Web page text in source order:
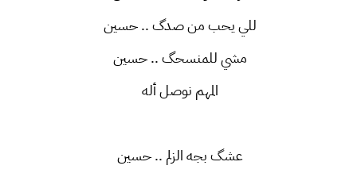
للي يحب من صدگ .. حسين
مشي للمنسحگ .. حسين
المهم نوصل أله
عشگ بجه الزلم .. حسين